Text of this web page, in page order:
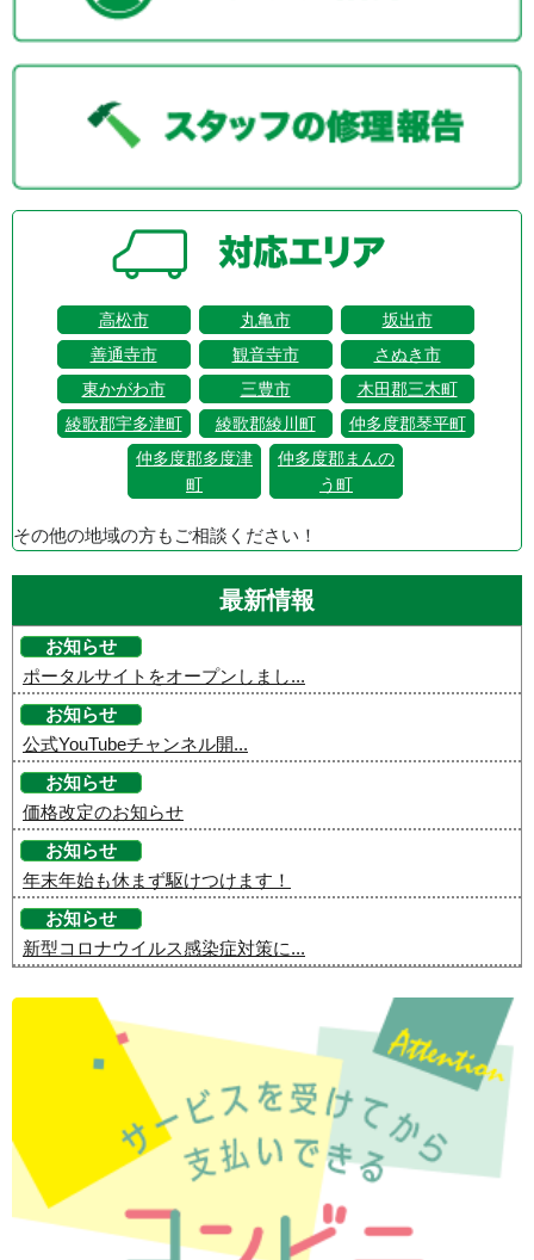
高松市 丸亀市
坂出市
善通寺市
観音寺市
さぬき市
東かがわ市
三豊市
木田郡三木町
綾歌郡宇多津町
綾歌郡綾川町
仲多度郡琴平町
仲多度郡多度津
町
仲多度郡まんの
う町
その他の地域の方もご相談ください！
最新情報
お知らせ
ポータルサイトをオープンしまし...
お知らせ
公式YouTubeチャンネル開...
お知らせ
価格改定のお知らせ
お知らせ
年末年始も休まず駆けつけます！
お知らせ
新型コロナウイルス感染症対策に...